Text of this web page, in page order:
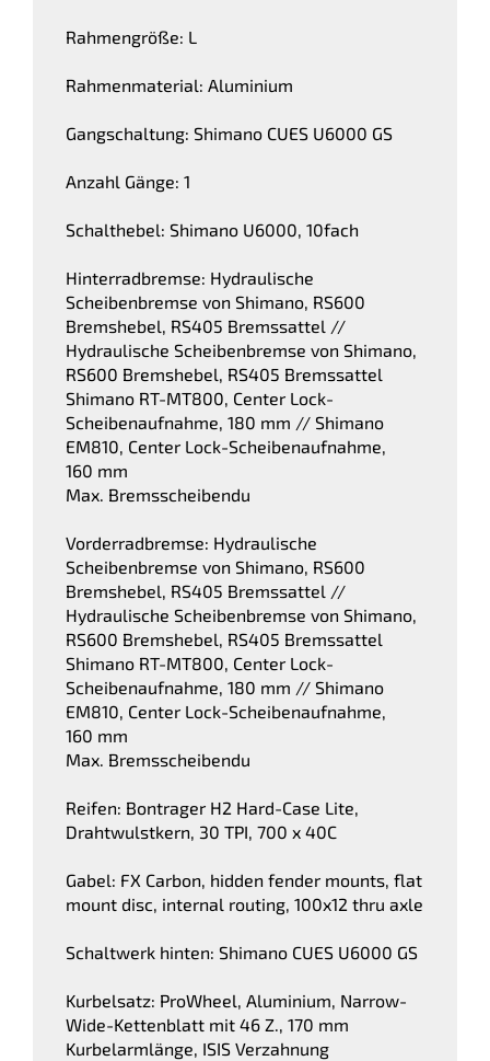
Rahmengröße: L
Rahmenmaterial: Aluminium
Gangschaltung: Shimano CUES U6000 GS
Anzahl Gänge: 1
Schalthebel: Shimano U6000, 10fach
Hinterradbremse: Hydraulische
Scheibenbremse von Shimano, RS600
Bremshebel, RS405 Bremssattel //
Hydraulische Scheibenbremse von Shimano,
RS600 Bremshebel, RS405 Bremssattel
Shimano RT-MT800, Center Lock-
Scheibenaufnahme, 180 mm // Shimano
EM810, Center Lock-Scheibenaufnahme,
160 mm
Max. Bremsscheibendu
Vorderradbremse: Hydraulische
Scheibenbremse von Shimano, RS600
Bremshebel, RS405 Bremssattel //
Hydraulische Scheibenbremse von Shimano,
RS600 Bremshebel, RS405 Bremssattel
Shimano RT-MT800, Center Lock-
Scheibenaufnahme, 180 mm // Shimano
EM810, Center Lock-Scheibenaufnahme,
160 mm
Max. Bremsscheibendu
Reifen: Bontrager H2 Hard-Case Lite,
Drahtwulstkern, 30 TPI, 700 x 40C
Gabel: FX Carbon, hidden fender mounts, flat
mount disc, internal routing, 100x12 thru axle
Schaltwerk hinten: Shimano CUES U6000 GS
Kurbelsatz: ProWheel, Aluminium, Narrow-
Wide-Kettenblatt mit 46 Z., 170 mm
Kurbelarmlänge, ISIS Verzahnung